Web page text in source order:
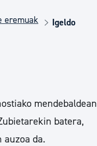
eremuak Igeldo
mendebaldean
batera,
da.